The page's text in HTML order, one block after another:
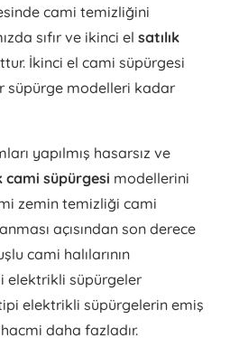
cami temizliğini
sıfır ve ikinci el satılık
İkinci el cami süpürgesi
süpürge modelleri kadar
yapılmış hasarsız ve
cami süpürgesi modellerini
zemin temizliği cami
açısından son derece
cami halılarının
elektrikli süpürgeler
tipi elektrikli süpürgelerin emiş
daha fazladır.